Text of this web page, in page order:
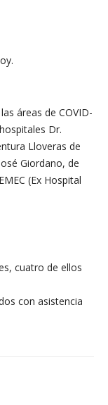
áreas de COVID-
Dr.
Lloveras de
Giordano, de
(Ex Hospital
cuatro de ellos
con asistencia